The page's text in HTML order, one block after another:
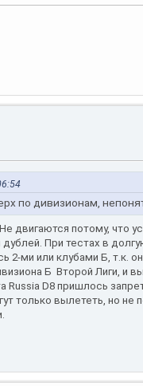
по дивизионам,
двигаются потому, что
При тестах в
2-ми или клубами Б, т.к.
Б Второй Лиги, и
Russia D8 пришлось
только вылететь, но не